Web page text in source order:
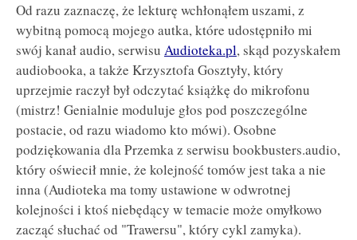
Od razu zaznaczę, że lekturę wchłonąłem uszami, z
wybitną pomocą mojego autka, które udostępniło mi
swój kanał audio, serwisu Audioteka.pl, skąd pozyskałem
audiobooka, a także Krzysztofa Gosztyły, który
uprzejmie raczył był odczytać książkę do mikrofonu
(mistrz! Genialnie moduluje głos pod poszczególne
postacie, od razu wiadomo kto mówi). Osobne
podziękowania dla Przemka z serwisu bookbusters.audio,
który oświecił mnie, że kolejność tomów jest taka a nie
inna (Audioteka ma tomy ustawione w odwrotnej
kolejności i ktoś niebędący w temacie może omyłkowo
zacząć słuchać od "Trawersu", który cykl zamyka).